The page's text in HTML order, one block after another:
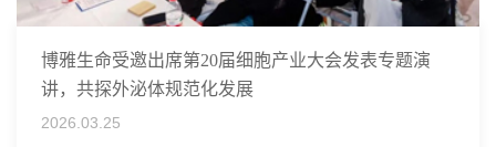
博雅生命受邀出席第20届细胞产业大会发表专题演
讲，共探外泌体规范化发展
2026.03.25